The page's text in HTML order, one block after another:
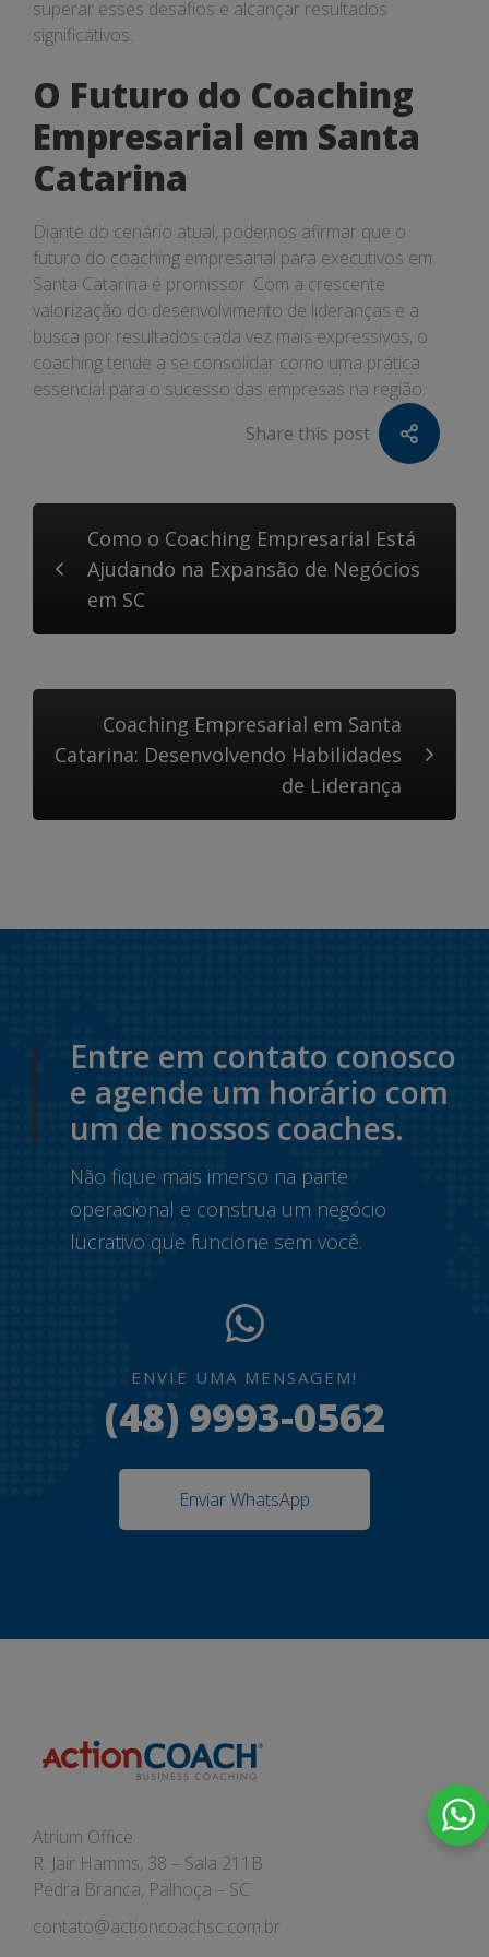
superar esses desafios e alcançar resultados
significativos.
O Futuro do Coaching
Empresarial em Santa
Catarina
Diante do cenário atual, podemos afirmar que o
futuro do coaching empresarial para executivos em
Santa Catarina é promissor. Com a crescente
valorização do desenvolvimento de lideranças e a
busca por resultados cada vez mais expressivos, o
coaching tende a se consolidar como uma prática
essencial para o sucesso das empresas na região.
Share this post
Como o Coaching Empresarial Está
Ajudando na Expansão de Negócios
em SC
Coaching Empresarial em Santa
Catarina: Desenvolvendo Habilidades
de Liderança
Entre em contato conosco
e agende um horário com
um de nossos coaches.
Não fique mais imerso na parte
operacional e construa um negócio
lucrativo que funcione sem você.
ENVIE UMA MENSAGEM!
(48) 9993-0562
Enviar WhatsApp
Atrium Office
R. Jair Hamms, 38 – Sala 211B
Pedra Branca, Palhoça – SC
contato@actioncoachsc.com.br